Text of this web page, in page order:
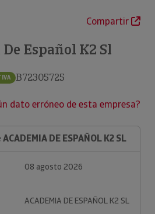
Compartir
Español K2 Sl
B72305725
dato erróneo de esta empresa?
DE ESPAÑOL K2 SL
08 agosto 2026
ACADEMIA DE ESPAÑOL K2 SL